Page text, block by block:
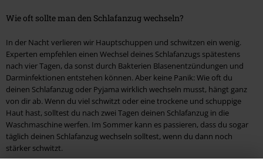
Wie oft sollte man den Schlafanzug wechseln?
In der Nacht verlieren wir Hauptschuppen und schwitzen ein wenig.
Experten empfehlen einen Wechsel deines Schlafanzugs spätestens
nach vier Tagen, da sonst durch Bakterien Blasenentzündungen und
Darminfektionen entstehen können. Aber keine Panik: Wie oft du
deinen Schlafanzug oder Pyjama wirklich wechseln musst, hängt ganz
von dir ab. Wenn du viel schwitzt oder eine trockene und schuppige
Haut hast, solltest du nach zwei Tagen deinen Schlafanzug in die
Waschmaschine werfen. Im Sommer kann es passieren, dass du sogar
täglich deinen Schlafanzug wechseln solltest, wenn du dann noch
stärker schwitzt.